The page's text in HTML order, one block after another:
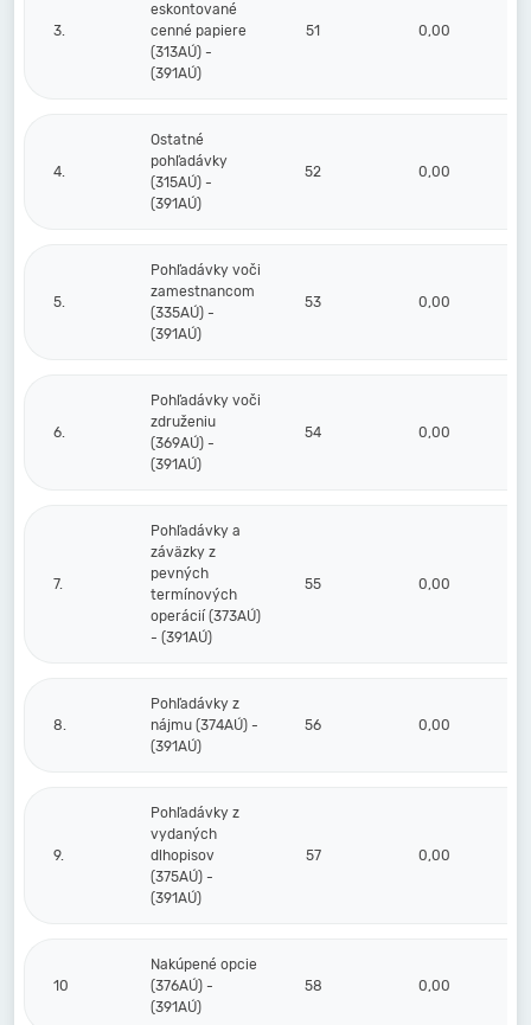
3.
eskontované
cenné papiere
(313AÚ) -
(391AÚ)
51 0,00
4.
Ostatné
pohľadávky
(315AÚ) -
(391AÚ)
52 0,00
5.
Pohľadávky voči
zamestnancom
(335AÚ) -
(391AÚ)
53 0,00
6.
Pohľadávky voči
združeniu
(369AÚ) -
(391AÚ)
54 0,00
7.
Pohľadávky a
záväzky z
pevných
termínových
operácií (373AÚ)
- (391AÚ)
55 0,00
8.
Pohľadávky z
nájmu (374AÚ) -
(391AÚ)
56 0,00
9.
Pohľadávky z
vydaných
dlhopisov
(375AÚ) -
(391AÚ)
57 0,00
10
Nakúpené opcie
(376AÚ) -
(391AÚ)
58 0,00